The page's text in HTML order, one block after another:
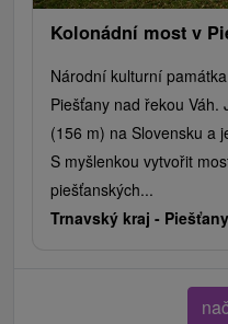
Kolonádní most v
Národní kulturní
Piešťany nad řekou
(156 m) na Slovensku a
S myšlenkou vytvořit
piešťanských...
Trnavský kraj - Piešťany